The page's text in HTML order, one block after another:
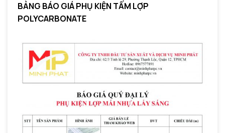
BẢNG BÁO GIÁ PHỤ KIỆN TẤM LỢP
POLYCARBONATE